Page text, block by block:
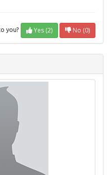
you? Yes (2) No (0)